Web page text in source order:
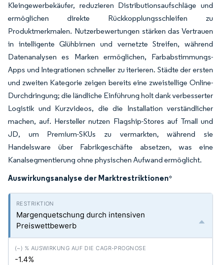
Kleingewerbekäufer, reduzieren Distributionsaufschläge und
ermöglichen direkte Rückkopplungsschleifen zu
Produktmerkmalen. Nutzerbewertungen stärken das Vertrauen
in intelligente Glühbirnen und vernetzte Streifen, während
Datenanalysen es Marken ermöglichen, Farbabstimmungs-
Apps und Integrationen schneller zu iterieren. Städte der ersten
und zweiten Kategorie zeigen bereits eine zweistellige Online-
Durchdringung; die ländliche Einführung holt dank verbesserter
Logistik und Kurzvideos, die die Installation verständlicher
machen, auf. Hersteller nutzen Flagship-Stores auf Tmall und
JD, um Premium-SKUs zu vermarkten, während sie
Handelsware über Fabrikgeschäfte absetzen, was eine
Kanalsegmentierung ohne physischen Aufwand ermöglicht.
Auswirkungsanalyse der Marktrestriktionen*
Margenquetschung durch intensiven
Preiswettbewerb
-1.4%